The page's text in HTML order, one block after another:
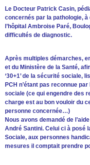
Le Docteur Patrick Casin,
concernés par la pathologie, à
l’hôpital Ambroise Paré,
difficultés de diagnostic.
Après multiples démarches,
et du Ministère de la Santé,
‘30+1’ de la sécurité sociale,
PCH n’étant pas reconnue
sociale (ce qui engendre des
charge est au bon vouloir du
personne concernée…)
Nous avons demandé de
André Santini. Celui ci à posé
Sociale, aux personnes
mesures il comptait prendre